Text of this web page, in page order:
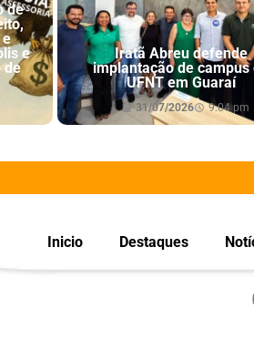
de
e
de
Iratã Abreu defende
implantação de campus
UFNT em Guaraí
31/07/2026 9:04 pm
Inicio Destaques